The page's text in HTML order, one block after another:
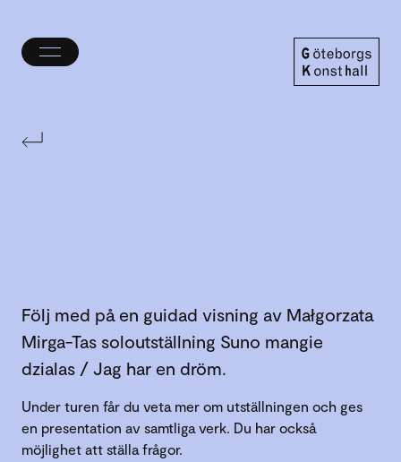
Öppna/stäng
Följ med på en guidad visning av Małgorzata
Mirga-Tas soloutställning Suno mangie
dzialas / Jag har en dröm.
Under turen får du veta mer om utställningen och ges
en presentation av samtliga verk. Du har också
möjlighet att ställa frågor.